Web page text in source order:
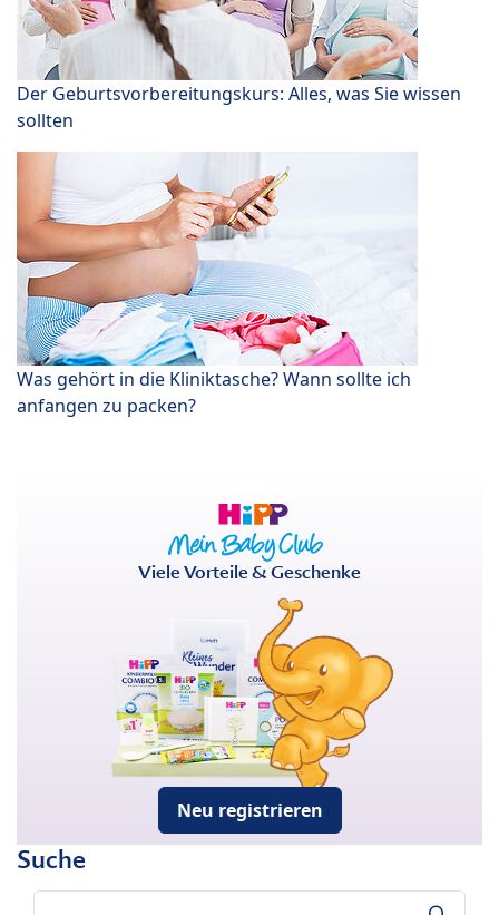
Der Geburtsvorbereitungskurs: Alles, was Sie wissen
sollten
Was gehört in die Kliniktasche? Wann sollte ich
anfangen zu packen?
Viele Vorteile & Geschenke
Neu registrieren
Suche